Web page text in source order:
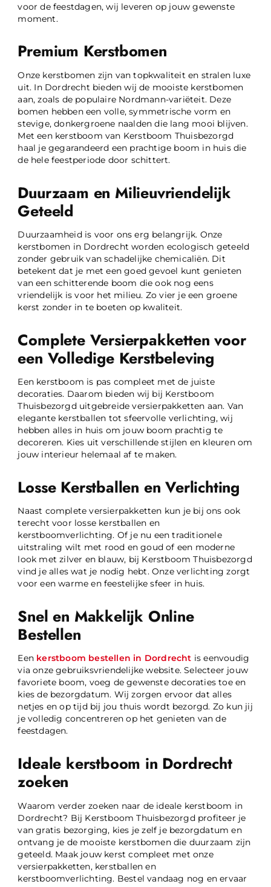
voor de feestdagen, wij leveren op jouw gewenste
moment.
Premium Kerstbomen
Onze kerstbomen zijn van topkwaliteit en stralen luxe
uit. In Dordrecht bieden wij de mooiste kerstbomen
aan, zoals de populaire Nordmann-variëteit. Deze
bomen hebben een volle, symmetrische vorm en
stevige, donkergroene naalden die lang mooi blijven.
Met een kerstboom van Kerstboom Thuisbezorgd
haal je gegarandeerd een prachtige boom in huis die
de hele feestperiode door schittert.
Duurzaam en Milieuvriendelijk
Geteeld
Duurzaamheid is voor ons erg belangrijk. Onze
kerstbomen in Dordrecht worden ecologisch geteeld
zonder gebruik van schadelijke chemicaliën. Dit
betekent dat je met een goed gevoel kunt genieten
van een schitterende boom die ook nog eens
vriendelijk is voor het milieu. Zo vier je een groene
kerst zonder in te boeten op kwaliteit.
Complete Versierpakketten voor
een Volledige Kerstbeleving
Een kerstboom is pas compleet met de juiste
decoraties. Daarom bieden wij bij Kerstboom
Thuisbezorgd uitgebreide versierpakketten aan. Van
elegante kerstballen tot sfeervolle verlichting, wij
hebben alles in huis om jouw boom prachtig te
decoreren. Kies uit verschillende stijlen en kleuren om
jouw interieur helemaal af te maken.
Losse Kerstballen en Verlichting
Naast complete versierpakketten kun je bij ons ook
terecht voor losse kerstballen en
kerstboomverlichting. Of je nu een traditionele
uitstraling wilt met rood en goud of een moderne
look met zilver en blauw, bij Kerstboom Thuisbezorgd
vind je alles wat je nodig hebt. Onze verlichting zorgt
voor een warme en feestelijke sfeer in huis.
Snel en Makkelijk Online
Bestellen
Een kerstboom bestellen in Dordrecht is eenvoudig
via onze gebruiksvriendelijke website. Selecteer jouw
favoriete boom, voeg de gewenste decoraties toe en
kies de bezorgdatum. Wij zorgen ervoor dat alles
netjes en op tijd bij jou thuis wordt bezorgd. Zo kun jij
je volledig concentreren op het genieten van de
feestdagen.
Ideale kerstboom in Dordrecht
zoeken
Waarom verder zoeken naar de ideale kerstboom in
Dordrecht? Bij Kerstboom Thuisbezorgd profiteer je
van gratis bezorging, kies je zelf je bezorgdatum en
ontvang je de mooiste kerstbomen die duurzaam zijn
geteeld. Maak jouw kerst compleet met onze
versierpakketten, kerstballen en
kerstboomverlichting. Bestel vandaag nog en ervaar